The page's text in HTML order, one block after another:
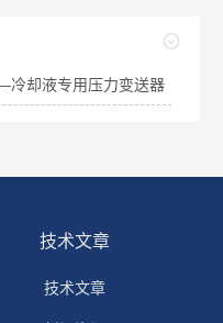
却液专用压力变送器
技术文章
技术文章